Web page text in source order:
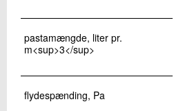
pastamængde, liter pr.
m<sup>3</sup>
flydespænding, Pa